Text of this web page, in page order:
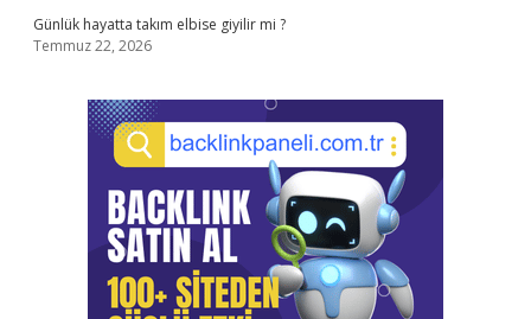
Günlük hayatta takım elbise giyilir mi ?
Temmuz 22, 2026